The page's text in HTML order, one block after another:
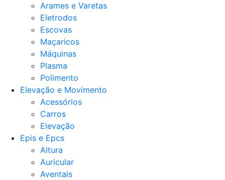
Arames e Varetas
Eletrodos
Escovas
Maçaricos
Máquinas
Plasma
Polimento
Elevação e Movimento
Acessórios
Carros
Elevação
Epis e Epcs
Altura
Auricular
Aventais